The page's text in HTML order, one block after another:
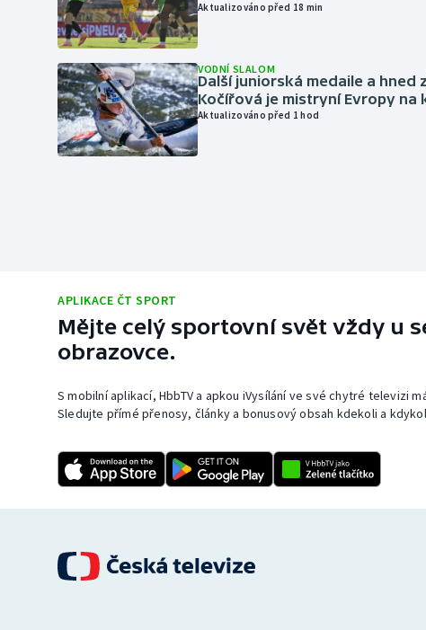
Aktualizováno před 18 min
VODNÍ SLALOM
Další juniorská medaile a hned
Kočířová je mistryní Evropy na
Aktualizováno před 1 hod
APLIKACE ČT SPORT
Mějte celý sportovní svět vždy u
obrazovce.
S mobilní aplikací, HbbTV a apkou iVysílání ve své chytré televizi
Sledujte přímé přenosy, články a bonusový obsah kdekoli a